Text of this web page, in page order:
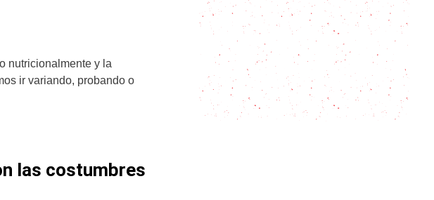
nutricionalmente y la
ir variando, probando o
las costumbres
Las mejores Donas Mega
Esponjosas
Receta tradicional de Enchiladas
Mineras en pocos pasos: el sabor
de Guanajuato